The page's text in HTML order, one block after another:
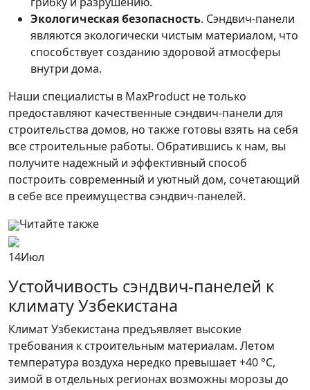
Экологическая безопасность. Сэндвич-панели
являются экологически чистым материалом, что
способствует созданию здоровой атмосферы
внутри дома.
Наши специалисты в MaxProduct не только
предоставляют качественные сэндвич-панели для
строительства домов, но также готовы взять на себя
все строительные работы. Обратившись к нам, вы
получите надежный и эффективный способ
построить современный и уютный дом, сочетающий
в себе все преимущества сэндвич-панелей.
Читайте также
14Июл
Устойчивость сэндвич-панелей к
климату Узбекистана
Климат Узбекистана предъявляет высокие
требования к строительным материалам. Летом
температура воздуха нередко превышает +40 °C,
зимой в отдельных регионах возможны морозы до